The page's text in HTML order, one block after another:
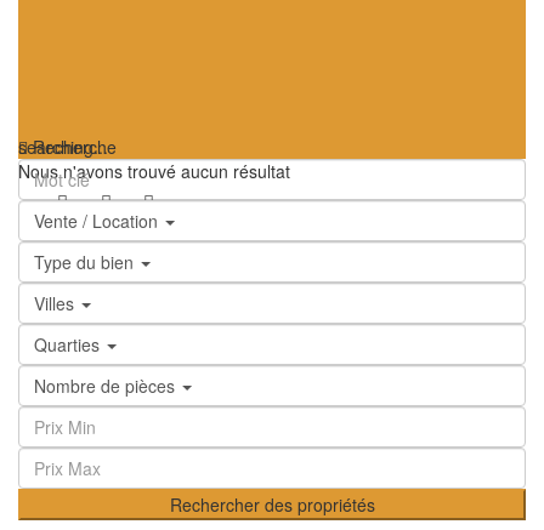
searching...
Nous n'avons trouvé aucun résultat
Recherche
Vente / Location
Type du bien
Villes
Quarties
Nombre de pièces
Rechercher des propriétés